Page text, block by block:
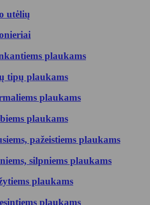
utėlių
plaukams
tipų plaukams
plaukams
plaukams
pažeistiems plaukams
silpniems plaukams
plaukams
plaukams